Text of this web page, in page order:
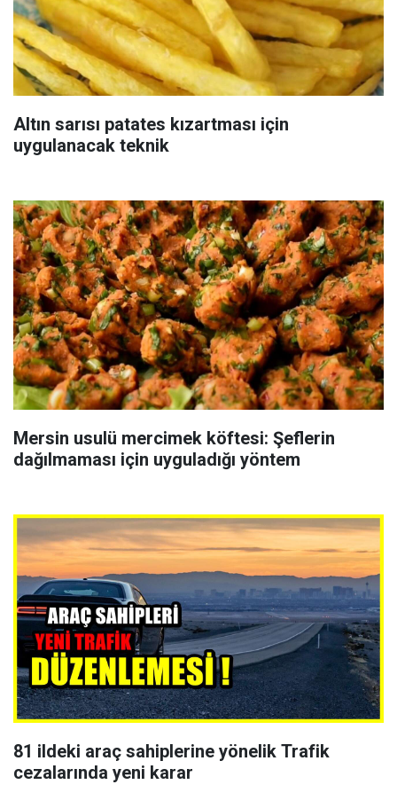
Altın sarısı patates kızartması için
uygulanacak teknik
Mersin usulü mercimek köftesi: Şeflerin
dağılmaması için uyguladığı yöntem
81 ildeki araç sahiplerine yönelik Trafik
cezalarında yeni karar